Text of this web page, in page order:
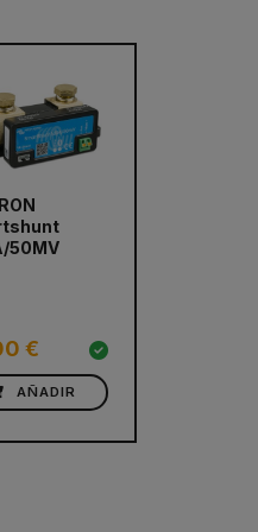
50MV
€
AÑADIR